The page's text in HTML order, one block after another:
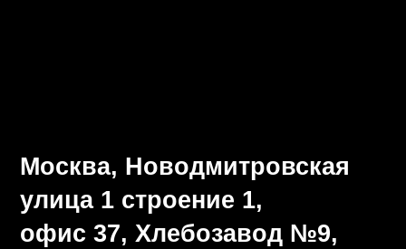
Москва, Новодмитровская
улица 1 строение 1,
офис 37, Хлебозавод №9,